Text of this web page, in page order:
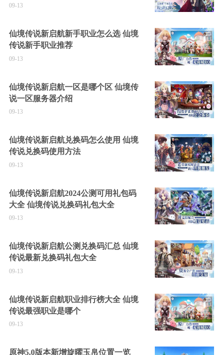
09-13
仙境传说新启航新手职业怎么选 仙境
传说新手职业推荐
09-13
仙境传说新启航一区是哪个区 仙境传
说一区服务器介绍
09-13
仙境传说新启航兑换码怎么使用 仙境
传说兑换码使用方法
09-13
仙境传说新启航2024公测可用礼包码
大全 仙境传说兑换码礼包大全
09-13
仙境传说新启航公测兑换码汇总 仙境
传说最新兑换码礼包大全
09-13
仙境传说新启航职业排行榜大全 仙境
传说最强职业是哪个
09-13
原神5.0版本新增旋曜玉帛位置一览